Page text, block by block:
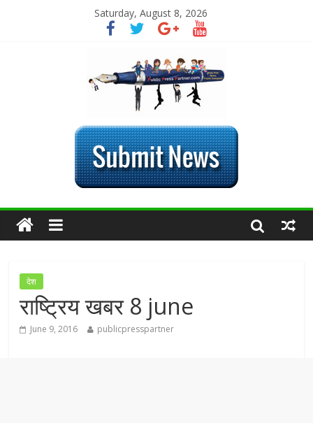
Saturday, August 8, 2026
देश
राष्ट्रिय खबर 8 june
June 9, 2016 publicpresspartner